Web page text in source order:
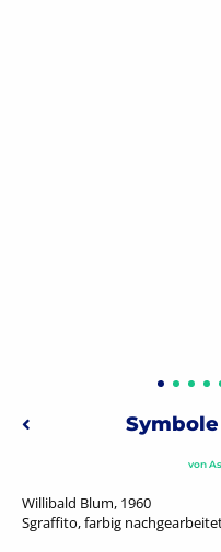
Beitragsnavigation
Vorheriger: Abstrakte
von
Willibald Blum, 1960
Sgraffito, farbig